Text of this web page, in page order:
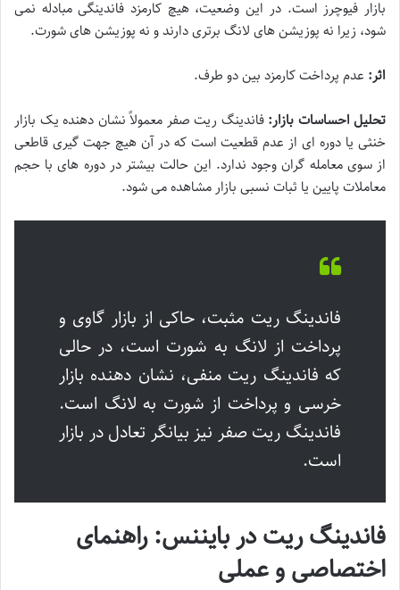
بازار فیوچرز است. در این وضعیت، هیچ کارمزد فاندینگی مبادله نمی
شود، زیرا نه پوزیشن های لانگ برتری دارند و نه پوزیشن های شورت.
اثر: عدم پرداخت کارمزد بین دو طرف.
تحلیل احساسات بازار: فاندینگ ریت صفر معمولاً نشان دهنده یک بازار
خنثی یا دوره ای از عدم قطعیت است که در آن هیچ جهت گیری قاطعی
از سوی معامله گران وجود ندارد. این حالت بیشتر در دوره های با حجم
معاملات پایین یا ثبات نسبی بازار مشاهده می شود.
فاندینگ ریت مثبت، حاکی از بازار گاوی و
پرداخت از لانگ به شورت است، در حالی
که فاندینگ ریت منفی، نشان دهنده بازار
خرسی و پرداخت از شورت به لانگ است.
فاندینگ ریت صفر نیز بیانگر تعادل در بازار
است.
فاندینگ ریت در بایننس: راهنمای
اختصاصی و عملی